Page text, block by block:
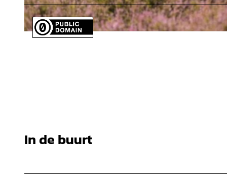
© Lüneburger Heide GmbH / Dominik Ketz |
In de buurt